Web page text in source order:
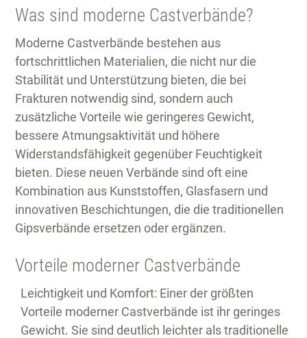
Was sind moderne Castverbände?
Moderne Castverbände bestehen aus
fortschrittlichen Materialien, die nicht nur die
Stabilität und Unterstützung bieten, die bei
Frakturen notwendig sind, sondern auch
zusätzliche Vorteile wie geringeres Gewicht,
bessere Atmungsaktivität und höhere
Widerstandsfähigkeit gegenüber Feuchtigkeit
bieten. Diese neuen Verbände sind oft eine
Kombination aus Kunststoffen, Glasfasern und
innovativen Beschichtungen, die die traditionellen
Gipsverbände ersetzen oder ergänzen.
Vorteile moderner Castverbände
Leichtigkeit und Komfort: Einer der größten
Vorteile moderner Castverbände ist ihr geringes
Gewicht. Sie sind deutlich leichter als traditionelle